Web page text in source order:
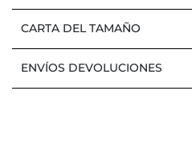
CARTA DEL TAMAÑO
ENVÍOS DEVOLUCIONES